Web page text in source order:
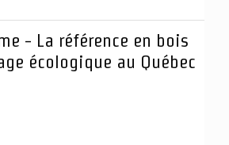
- La référence en bois
écologique au Québec